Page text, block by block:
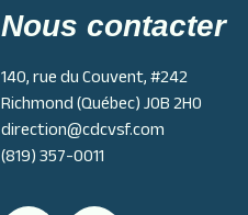
Nous contacter
140, rue du Couvent, #242
Richmond (Québec) J0B 2H0
direction@cdcvsf.com
(819) 357-0011